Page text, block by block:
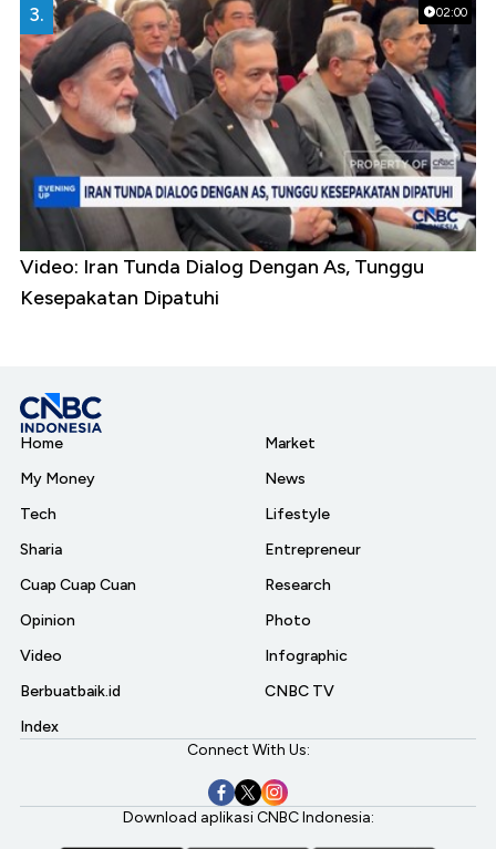
02:00
3.
Video: Iran Tunda Dialog Dengan As, Tunggu
Kesepakatan Dipatuhi
Home
My Money
Tech
Sharia
Cuap Cuap Cuan
Opinion
Video
Berbuatbaik.id
Index
Market
News
Lifestyle
Entrepreneur
Research
Photo
Infographic
CNBC TV
Connect With Us:
Download aplikasi CNBC Indonesia: